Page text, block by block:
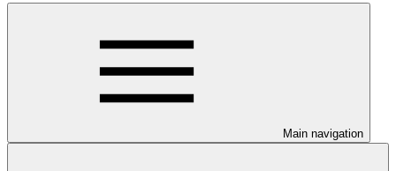
Main navigation